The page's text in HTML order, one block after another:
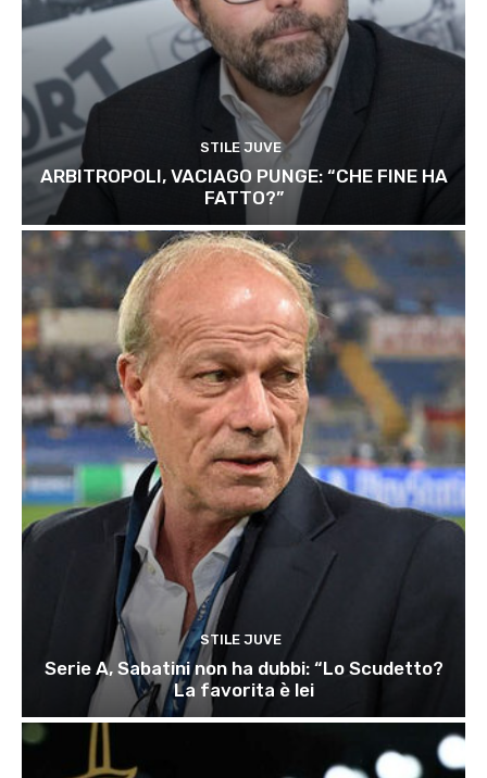
STILE JUVE
ARBITROPOLI, VACIAGO PUNGE: “CHE FINE HA
FATTO?”
STILE JUVE
Serie A, Sabatini non ha dubbi: “Lo Scudetto?
La favorita è lei